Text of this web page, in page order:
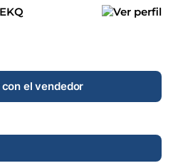
el vendedor